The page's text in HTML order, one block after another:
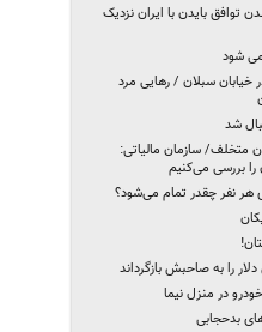
توافق بایدن با ایران نزدیک
می شود
خیابان سبلان / رهایی مرد
شد
متخلف/ سازمان مالیاتی:
بررسی می‌کنیم
هر نفر چقدر تمام می‌شود؟
را به صاحبش بازگرداند
در منزل نیما
‌بدحجابی